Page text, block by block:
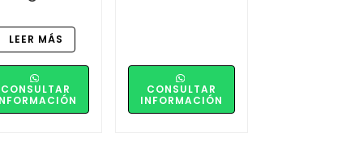
LEER MÁS
CONSULTAR
CONSULTAR
INFORMACIÓN